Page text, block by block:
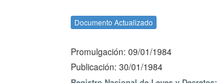
Documento Actualizado
Promulgación: 09/01/1984
Publicación: 30/01/1984